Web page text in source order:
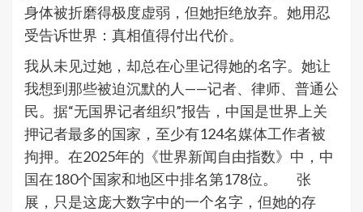
身体被折磨得极度虚弱，但她拒绝放弃。她用忍
受告诉世界：真相值得付出代价。
我从未见过她，却总在心里记得她的名字。她让
我想到那些被迫沉默的人——记者、律师、普通公
民。据“无国界记者组织”报告，中国是世界上关
押记者最多的国家，至少有124名媒体工作者被
拘押。在2025年的《世界新闻自由指数》中，中
国在180个国家和地区中排名第178位。 张
展，只是这庞大数字中的一个名字，但她的存